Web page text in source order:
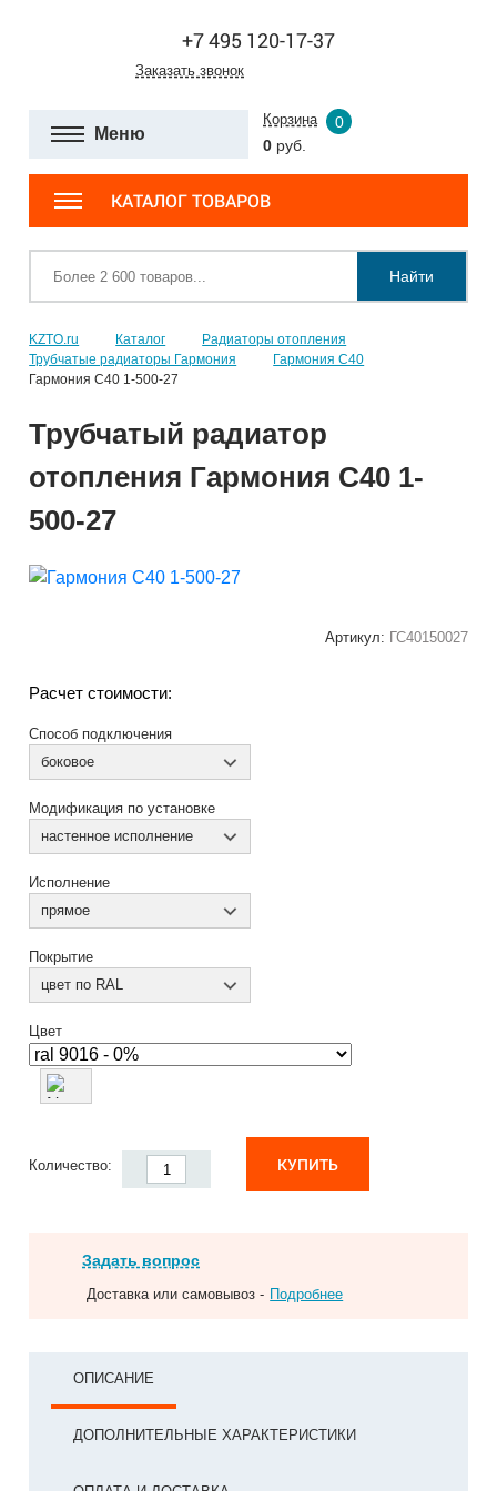
+7 495 120-17-37
Заказать звонок
Меню
Корзина
0
0 руб.
КАТАЛОГ ТОВАРОВ
Найти
KZTO.ru Каталог
Радиаторы отопления
Трубчатые радиаторы Гармония
Гармония С40
Гармония С40 1-500-27
Трубчатый радиатор
отопления Гармония С40 1-
500-27
Артикул: ГС40150027
Расчет стоимости:
Способ подключения
боковое
Модификация по установке
настенное исполнение
Исполнение
прямое
Покрытие
цвет по RAL
Цвет
Количество: КУПИТЬ
Задать вопрос
Доставка или самовывоз - Подробнее
ОПИСАНИЕ
ДОПОЛНИТЕЛЬНЫЕ ХАРАКТЕРИСТИКИ